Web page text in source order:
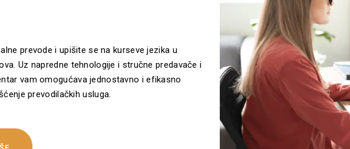
prevode i upišite se na kurseve jezika u
Uz napredne tehnologije i stručne predavače i
vam omogućava jednostavno i efikasno
prevodilačkih usluga.